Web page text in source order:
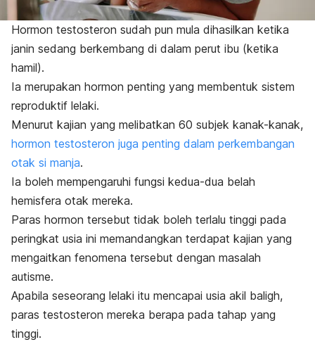
Hormon testosteron sudah pun mula dihasilkan ketika
janin sedang berkembang di dalam perut ibu (ketika
hamil).
Ia merupakan hormon penting yang membentuk sistem
reproduktif lelaki.
Menurut kajian yang melibatkan 60 subjek kanak-kanak,
hormon testosteron juga penting dalam perkembangan
otak si manja.
Ia boleh mempengaruhi fungsi kedua-dua belah
hemisfera otak mereka.
Paras hormon tersebut tidak boleh terlalu tinggi pada
peringkat usia ini memandangkan terdapat kajian yang
mengaitkan fenomena tersebut dengan masalah
autisme.
Apabila seseorang lelaki itu mencapai usia akil baligh,
paras testosteron mereka berapa pada tahap yang
tinggi.